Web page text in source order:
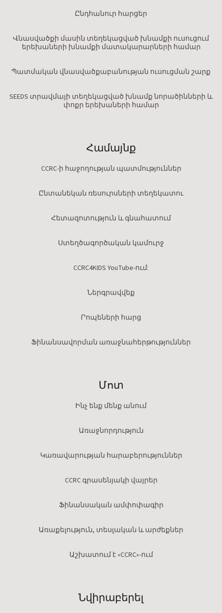
Ընդհանուր հարցեր
Վնասվածքի մասին տեղեկացված խնամքի ուսուցում
երեխաների խնամքի մատակարարների համար
Պատմական վնասվածքաբանության ուսուցման շարք
SEEDS տրավմայի տեղեկացված խնամք նորածինների և
փոքր երեխաների համար
Համայնք
CCRC-ի հաջողության պատմություններ
Ընտանեկան ռեսուրսների տեղեկատու
Հետազոտություն և գնահատում
Ստեղծագործական կամուրջ
CCRC4KIDS YouTube-ում:
Ներգրավվեք
Րոպեների հարց
Ֆինանսավորման առաջնահերթություններ
Մոտ
Ինչ ենք մենք անում
Առաջնորդություն
Կառավարության հարաբերություններ
CCRC գրասենյակի վայրեր
Ֆինանսական ամփոփագիր
Առաքելություն, տեսլական և արժեքներ
Աշխատում է «CCRC»-ում
Նվիրաբերել